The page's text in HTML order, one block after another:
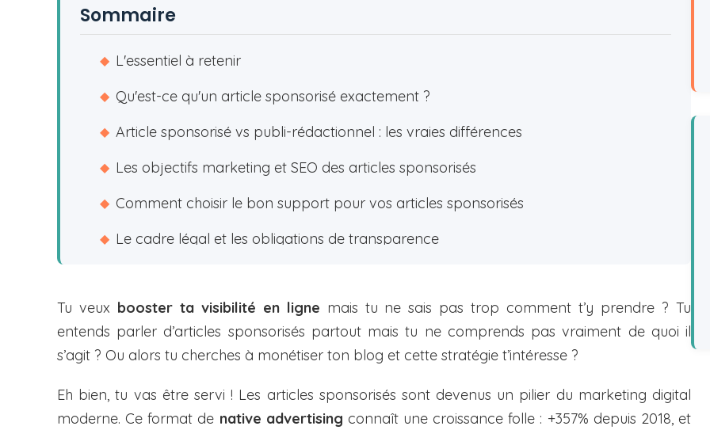
Sommaire
◆ L'essentiel à retenir
◆ Qu'est-ce qu'un article sponsorisé exactement ?
◆ Article sponsorisé vs publi-rédactionnel : les vraies différences
◆ Les objectifs marketing et SEO des articles sponsorisés
◆ Comment choisir le bon support pour vos articles sponsorisés
◆ Le cadre légal et les obligations de transparence
◆ FAQ : Tout ce que tu dois savoir sur les articles sponsorisés
Tu veux booster ta visibilité en ligne mais tu ne sais pas trop comment t’y prendre ? Tu
entends parler d’articles sponsorisés partout mais tu ne comprends pas vraiment de quoi il
s’agit ? Ou alors tu cherches à monétiser ton blog et cette stratégie t’intéresse ?
Eh bien, tu vas être servi ! Les articles sponsorisés sont devenus un pilier du marketing digital
moderne. Ce format de native advertising connaît une croissance folle : +357% depuis 2018, et